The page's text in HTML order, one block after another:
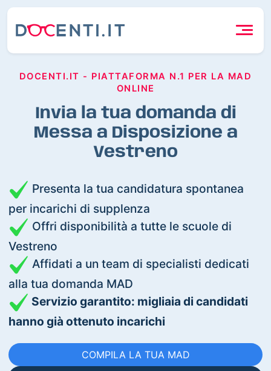
DOCENTI.IT - PIATTAFORMA N.1 PER LA MAD
ONLINE
Invia la tua domanda di
Messa a Disposizione a
Vestreno
Presenta la tua candidatura spontanea
per incarichi di supplenza
Offri disponibilità a tutte le scuole di
Vestreno
Affidati a un team di specialisti dedicati
alla tua domanda MAD
Servizio garantito: migliaia di candidati
hanno già ottenuto incarichi
COMPILA LA TUA MAD